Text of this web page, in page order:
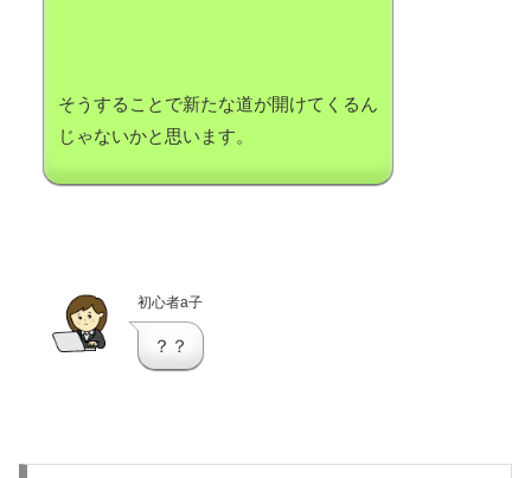
そうすることで新たな道が開けてくるん
じゃないかと思います。
初心者a子
？？